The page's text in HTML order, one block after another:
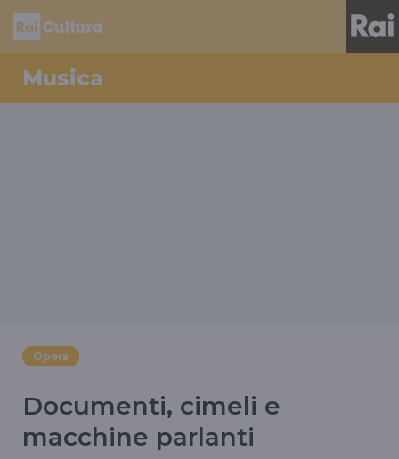
Musica
Opera
Documenti, cimeli e
macchine parlanti